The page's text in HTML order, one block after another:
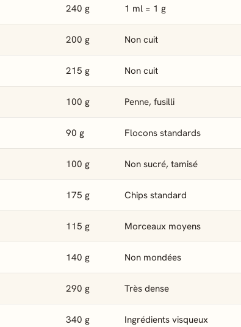
240 g 1 ml = 1 g
200 g Non cuit
215 g Non cuit
100 g Penne, fusilli
90 g Flocons standards
100 g Non sucré, tamisé
175 g Chips standard
115 g Morceaux moyens
140 g Non mondées
290 g Très dense
340 g Ingrédients visqueux